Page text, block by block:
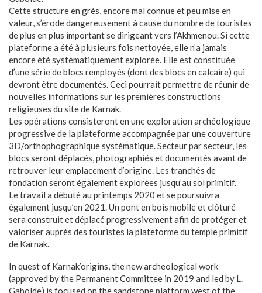
Cette structure en grès, encore mal connue et peu mise en
valeur, s’érode dangereusement à cause du nombre de touristes
de plus en plus important se dirigeant vers l’Akhmenou. Si cette
plateforme a été à plusieurs fois nettoyée, elle n’a jamais
encore été systématiquement explorée. Elle est constituée
d’une série de blocs remployés (dont des blocs en calcaire) qui
devront être documentés. Ceci pourrait permettre de réunir de
nouvelles informations sur les premières constructions
religieuses du site de Karnak.
Les opérations consisteront en une exploration archéologique
progressive de la plateforme accompagnée par une couverture
3D/orthophographique systématique. Secteur par secteur, les
blocs seront déplacés, photographiés et documentés avant de
retrouver leur emplacement d’origine. Les tranchés de
fondation seront également explorées jusqu’au sol primitif.
Le travail a débuté au printemps 2020 et se poursuivra
également jusqu’en 2021. Un pont en bois mobile et clôturé
sera construit et déplacé progressivement afin de protéger et
valoriser auprès des touristes la plateforme du temple primitif
de Karnak.
In quest of Karnak’origins, the new archeological work
(approved by the Permanent Committee in 2019 and led by L.
Gabolde) is focused on the sandstone platform west of the